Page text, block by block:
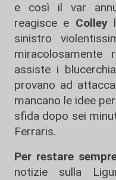
e così il var
reagisce e Colley
sinistro
miracolosamente
assiste i
provano ad
mancano le idee
sfida dopo sei
Ferraris.
Per restare
notizie sulla